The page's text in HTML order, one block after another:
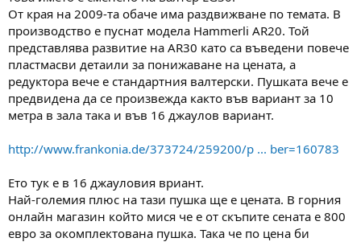
От края на 2009-та обаче има раздвижване по темата. В
производство е пуснат модела Hammerli AR20. Той
представлява развитие на AR30 като са въведени повече
пластмасви детаили за понижаване на цената, а
редуктора вече е стандартния валтерски. Пушката вече е
предвидена да се произвежда както във вариант за 10
метра в зала така и във 16 джаулов вариант.
http://www.frankonia.de/373724/259200/p ... ber=160783
Ето тук е в 16 джауловия вриант.
Най-големия плюс на тази пушка ще е цената. В горния
онлайн магазин който мися че е от скъпите сената е 800
евро за окомплектована пушка. Така че по цена би